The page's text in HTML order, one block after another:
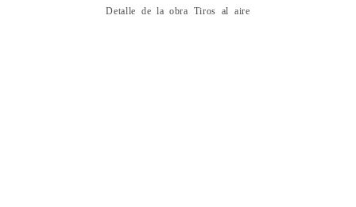
Detalle de la obra Tiros al aire